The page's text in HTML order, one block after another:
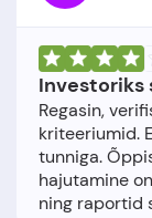
Investoriks
Regasin,
kriteeriumid.
tunniga.
hajutamine